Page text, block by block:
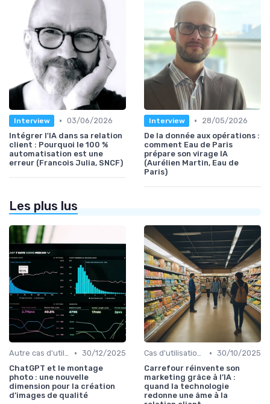
Interview • 03/06/2026
Intégrer l'IA dans sa relation
client : Pourquoi le 100 %
automatisation est une
erreur (Francois Julia, SNCF)
Interview •
28/05/2026
De la donnée aux opérations :
comment Eau de Paris
prépare son virage IA
(Aurélien Martin, Eau de
Paris)
Les plus lus
Autre cas d'utilisation • 30/12/2025
ChatGPT et le montage
photo : une nouvelle
dimension pour la création
d’images de qualité
Cas d'utilisation IA relation client • 30/10/2025
Carrefour réinvente son
marketing grâce à l’IA :
quand la technologie
redonne une âme à la